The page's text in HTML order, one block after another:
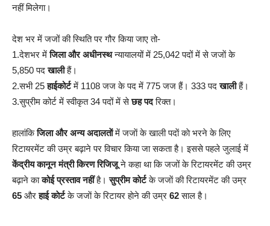
नहीं मिलेगा।
देश भर में जजों की स्थिति पर गौर किया जाए तो-
1.देशभर मेंजिला और अधीनस्थन्यायालयों में 25,042 पदों में से जजाें के
5,850 पदखालीहैं।
2.सभी 25हाईकोर्टमें 1108 जज के पद में 775 जज हैं। 333 पदखालीहैं।
3.सुप्रीम कोर्ट में स्वीकृत 34 पदों में सेछह पदरिक्त।
हालांकिजिला और अन्य अदालताेंमें जजाें के खाली पदाें काे भरने के लिए
रिटायरमेंट की उम्र बढ़ाने पर विचार किया जा सकता है। इससे पहले जुलाई में
केंद्रीय कानून मंत्री किरण रिजिजूने कहा था कि जजों के रिटायरमेंट की उम्र
बढ़ाने काकोई प्रस्ताव नहींहै।सुप्रीम काेर्टके जजाें की रिटायरमेंट की उम्र
65 औरहाई काेर्टके जजाें के रिटायर हाेने की उम्र 62साल है।